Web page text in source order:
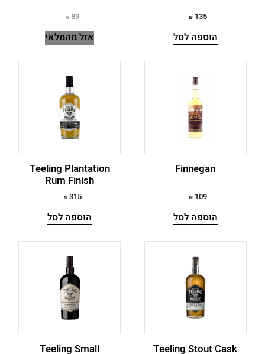
ליקר וויסקי
סינגל מאלט
135
הוספה לסל
89
אזל מהמלאי
Finnegan
109
הוספה לסל
Teeling Plantation
Rum Finish
315
הוספה לסל
Teeling Stout Cask
Teeling Small